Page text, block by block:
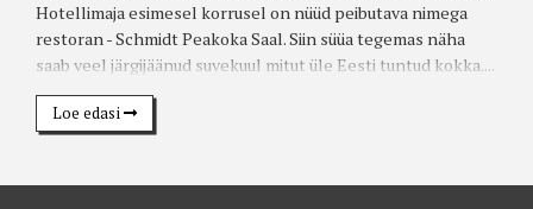
Hotellimaja esimesel korrusel on nüüd peibutava nimega
restoran - Schmidt Peakoka Saal. Siin süüa tegemas näha
saab veel järgijäänud suvekuul mitut üle Eesti tuntud kokka....
Loe edasi